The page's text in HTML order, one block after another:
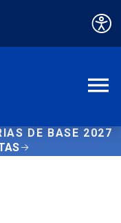
DE BASE 2027